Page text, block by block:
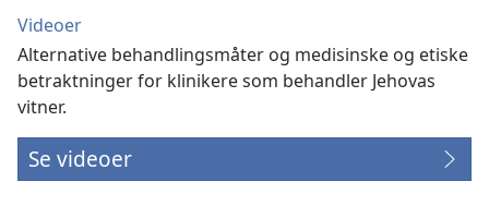
Videoer
Alternative behandlingsmåter og medisinske og etiske
betraktninger for klinikere som behandler Jehovas
vitner.
Se videoer